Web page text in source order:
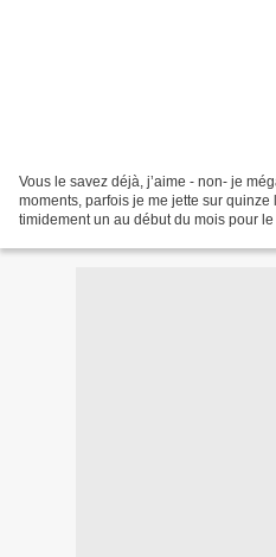
Vous le savez déjà, j’aime - non- je
moments, parfois je me jette sur quinze
timidement un au début du mois pour le